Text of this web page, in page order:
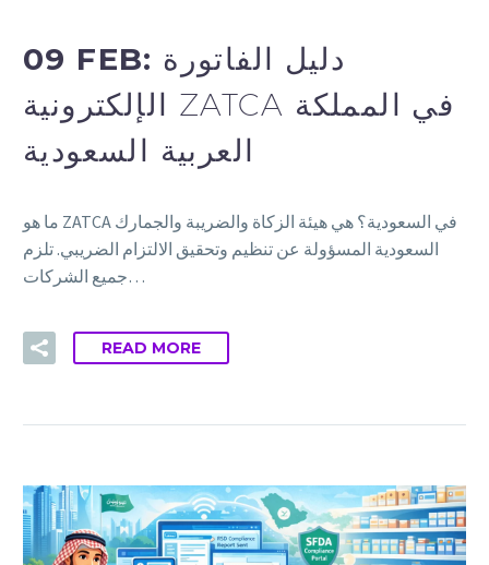
09 FEB: دليل الفاتورة
الإلكترونية ZATCA في المملكة
العربية السعودية
ما هو ZATCA في السعودية؟ هي هيئة الزكاة والضريبة والجمارك
السعودية المسؤولة عن تنظيم وتحقيق الالتزام الضريبي. تلزم
جميع الشركات…
READ MORE